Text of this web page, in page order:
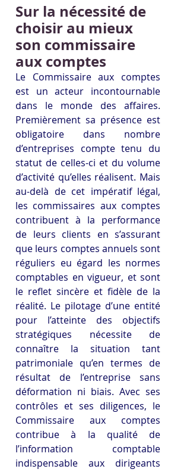
Sur la nécessité de
choisir au mieux
son commissaire
aux comptes
Le Commissaire aux comptes
est un acteur incontournable
dans le monde des affaires.
Premièrement sa présence est
obligatoire dans nombre
d’entreprises compte tenu du
statut de celles-ci et du volume
d’activité qu’elles réalisent. Mais
au-delà de cet impératif légal,
les commissaires aux comptes
contribuent à la performance
de leurs clients en s’assurant
que leurs comptes annuels sont
réguliers eu égard les normes
comptables en vigueur, et sont
le reflet sincère et fidèle de la
réalité. Le pilotage d’une entité
pour l’atteinte des objectifs
stratégiques nécessite de
connaître la situation tant
patrimoniale qu’en termes de
résultat de l’entreprise sans
déformation ni biais. Avec ses
contrôles et ses diligences, le
Commissaire aux comptes
contribue à la qualité de
l’information comptable
indispensable aux dirigeants